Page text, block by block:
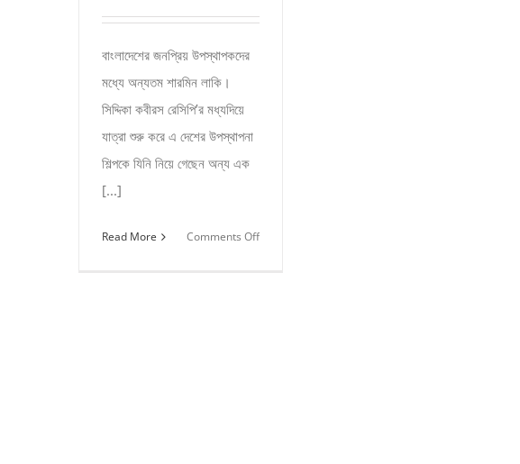
বাংলাদেশের জনপ্রিয় উপস্থাপকদের
মধ্যে অন্যতম শারমিন লাকি।
সিদ্দিকা কবীরস রেসিপি’র মধ্যদিয়ে
যাত্রা শুরু করে এ দেশের উপস্থাপনা
শিল্পকে যিনি নিয়ে গেছেন অন্য এক
[...]
Read More Comments Offon